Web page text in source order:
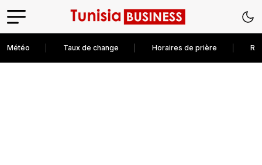
Météo Taux de change Horaires de prière